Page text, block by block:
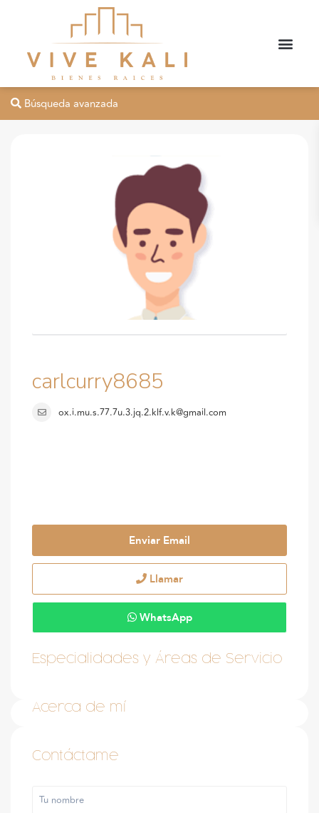
Búsqueda avanzada
carlcurry8685
ox.i.mu.s.77.7u.3.jq.2.klf.v.k@gmail.com
Enviar Email
Llamar
WhatsApp
Especialidades y Áreas de Servicio
Acerca de mí
Contáctame